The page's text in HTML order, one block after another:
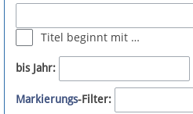
Newsletter
Bluesky
Titel beginnt mit …
bis Jahr:
Markierungs-Filter: